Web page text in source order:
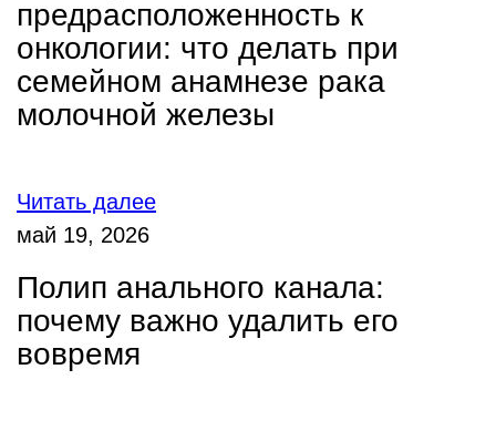
предрасположенность к
онкологии: что делать при
семейном анамнезе рака
молочной железы
Читать далее
май 19, 2026
Полип анального канала:
почему важно удалить его
вовремя